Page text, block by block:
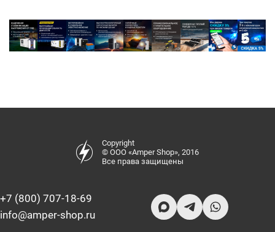
Copyright
© ООО «Amper Shop», 2016
Все права защищены
+7 (800) 707-18-69
info@amper-shop.ru